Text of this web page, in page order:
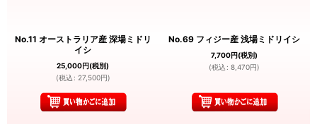
No.11 オーストラリア産 深場ミドリ
イシ
25,000円(税別)
(税込 : 27,500円)
No.69 フィジー産 浅場ミドリイシ
7,700円(税別)
(税込 : 8,470円)